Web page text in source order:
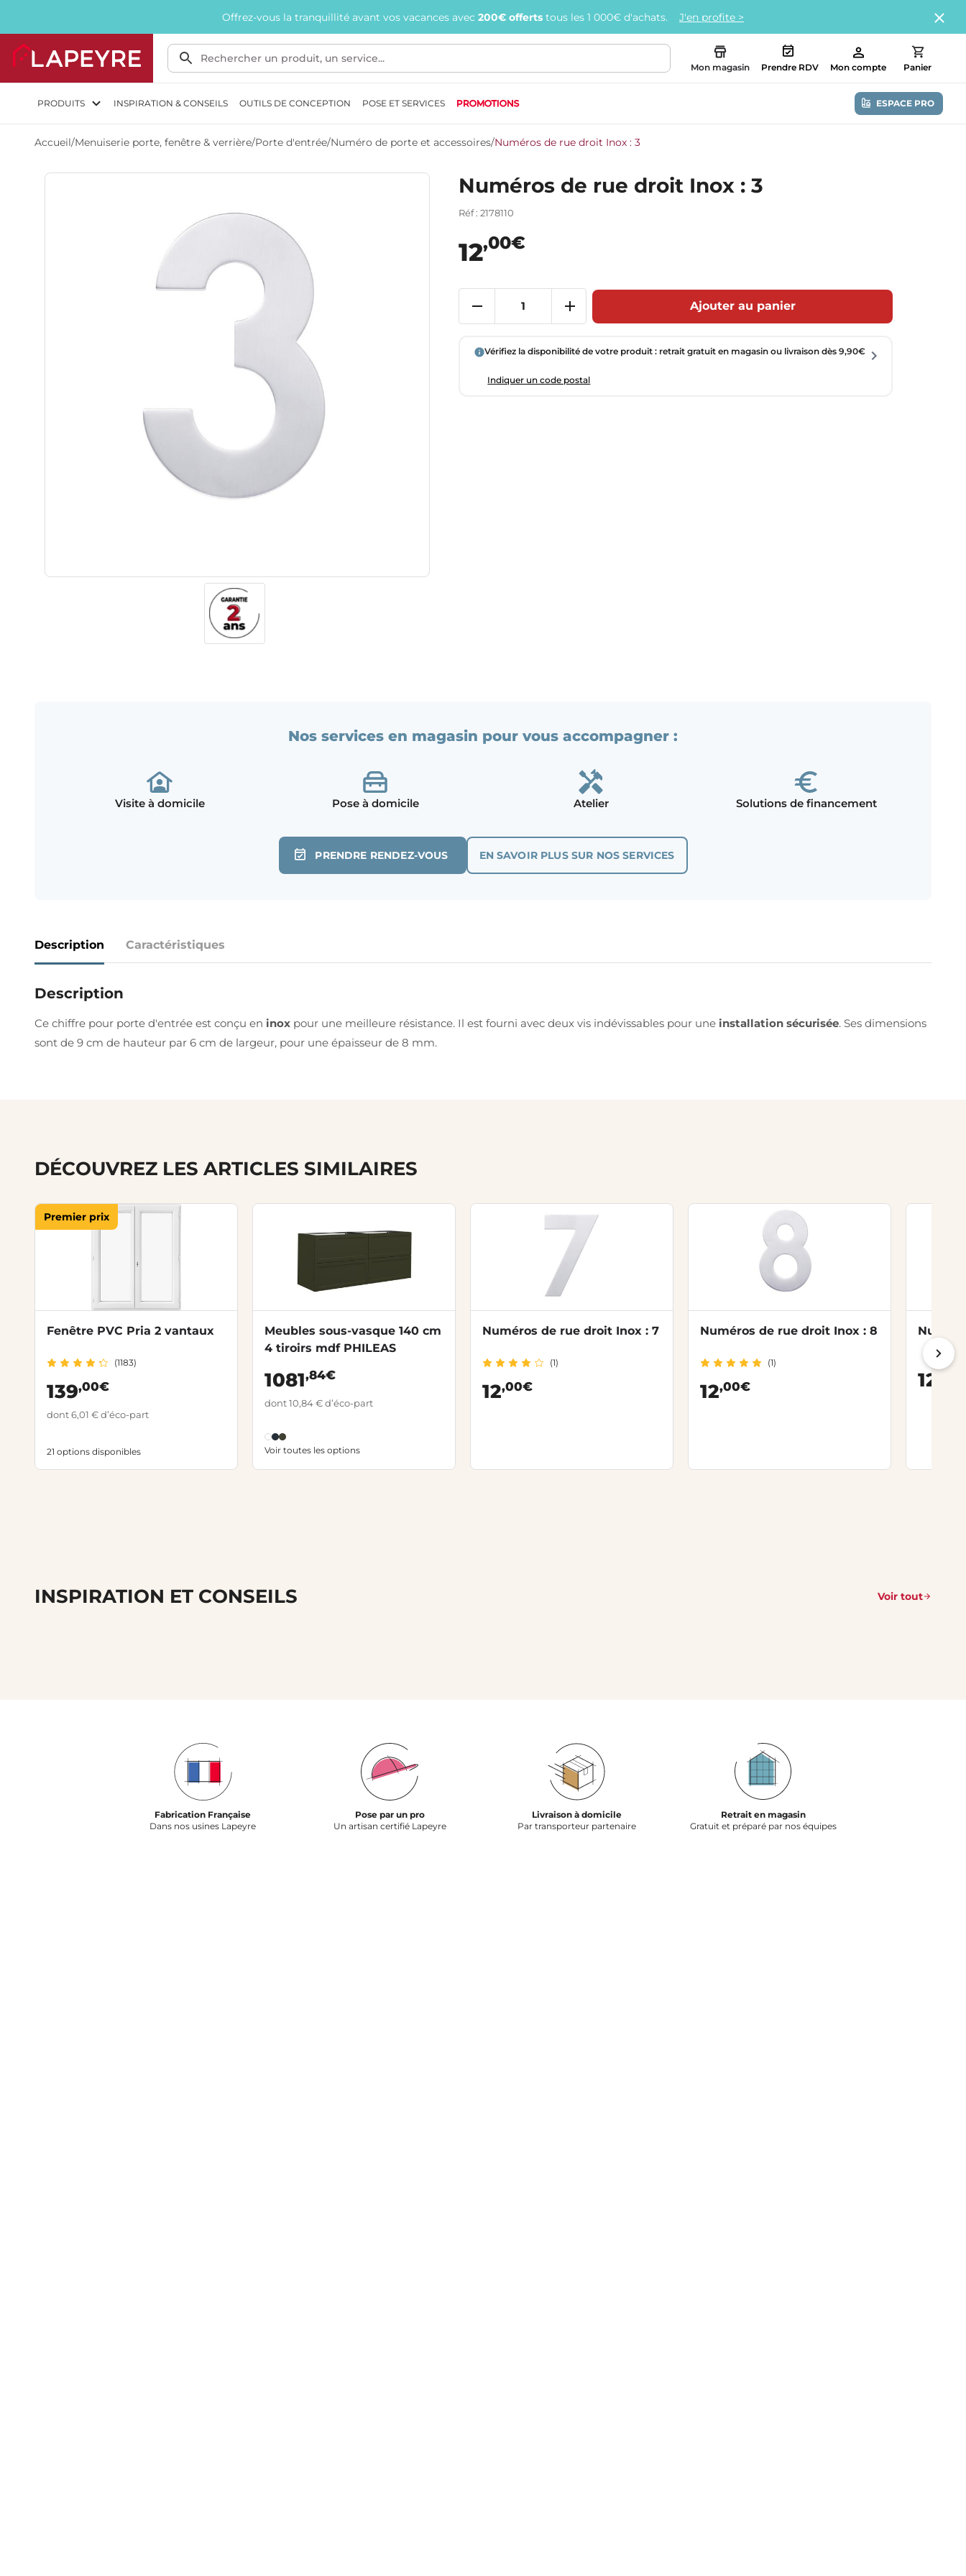
Offrez-vous la tranquillité avant vos vacances avec 200€ offerts tous les 1 000€ d'achats. J'en profite >
Mon magasin Prendre RDV Mon compte Panier
PRODUITS INSPIRATION & CONSEILS OUTILS DE CONCEPTION POSE ET SERVICES PROMOTIONS ESPACE PRO
Accueil/Menuiserie porte, fenêtre & verrière/Porte d'entrée/Numéro de porte et accessoires/Numéros de rue droit Inox : 3
Numéros de rue droit Inox : 3
Réf : 2178110
12,00€
Ajouter au panier
Vérifiez la disponibilité de votre produit : retrait gratuit en magasin ou livraison dès 9,90€
Indiquer un code postal
Nos services en magasin pour vous accompagner :
Visite à domicile Pose à domicile Atelier Solutions de financement
PRENDRE RENDEZ-VOUS EN SAVOIR PLUS SUR NOS SERVICES
Description Caractéristiques
Description
Ce chiffre pour porte d'entrée est conçu en inox pour une meilleure résistance. Il est fourni avec deux vis indévissables pour une installation sécurisée. Ses dimensions
sont de 9 cm de hauteur par 6 cm de largeur, pour une épaisseur de 8 mm.
DÉCOUVREZ LES ARTICLES SIMILAIRES
Premier prix
Fenêtre PVC Pria 2 vantaux
(1183)
139,00€
dont 6,01 € d’éco-part
21 options disponibles
Meubles sous-vasque 140 cm
4 tiroirs mdf PHILEAS
1081,84€
dont 10,84 € d’éco-part
Voir toutes les options
Numéros de rue droit Inox : 7
(1)
12,00€
Numéros de rue droit Inox : 8
(1)
12,00€ 12
INSPIRATION ET CONSEILS Voir tout
Fabrication Française
Dans nos usines Lapeyre
Pose par un pro
Un artisan certifié Lapeyre
Livraison à domicile
Par transporteur partenaire
Retrait en magasin
Gratuit et préparé par nos équipes